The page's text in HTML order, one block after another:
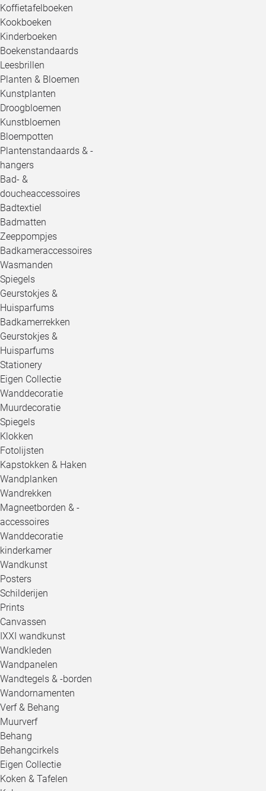
Koffietafelboeken
Kookboeken
Kinderboeken
Boekenstandaards
Leesbrillen
Planten & Bloemen
Kunstplanten
Droogbloemen
Kunstbloemen
Bloempotten
Plantenstandaards & -
hangers
Bad- &
doucheaccessoires
Badtextiel
Badmatten
Zeeppompjes
Badkameraccessoires
Wasmanden
Spiegels
Geurstokjes &
Huisparfums
Badkamerrekken
Geurstokjes &
Huisparfums
Stationery
Eigen Collectie
Wanddecoratie
Muurdecoratie
Spiegels
Klokken
Fotolijsten
Kapstokken & Haken
Wandplanken
Wandrekken
Magneetborden & -
accessoires
Wanddecoratie
kinderkamer
Wandkunst
Posters
Schilderijen
Prints
Canvassen
IXXI wandkunst
Wandkleden
Wandpanelen
Wandtegels & -borden
Wandornamenten
Verf & Behang
Muurverf
Behang
Behangcirkels
Eigen Collectie
Koken & Tafelen